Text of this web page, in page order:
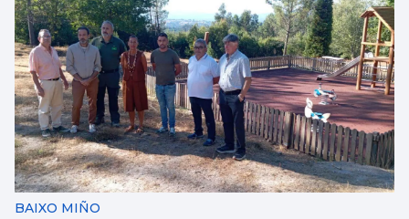
BAIXO MIÑO